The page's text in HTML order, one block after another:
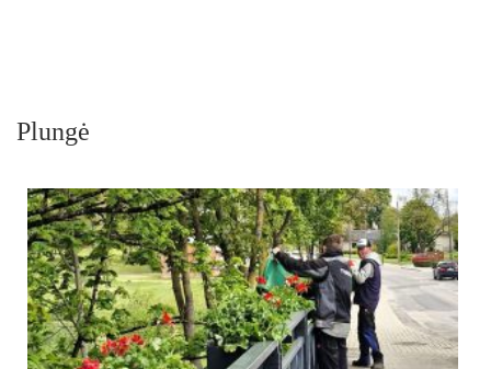
Plungė